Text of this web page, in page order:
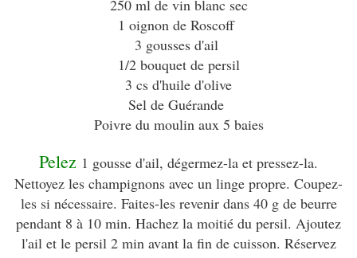
250 ml de vin blanc sec
1 oignon de Roscoff
3 gousses d'ail
1/2 bouquet de persil
3 cs d'huile d'olive
Sel de Guérande
Poivre du moulin aux 5 baies
Pelez 1 gousse d'ail, dégermez-la et pressez-la.
Nettoyez les champignons avec un linge propre. Coupez-
les si nécessaire. Faites-les revenir dans 40 g de beurre
pendant 8 à 10 min. Hachez la moitié du persil. Ajoutez
l'ail et le persil 2 min avant la fin de cuisson. Réservez